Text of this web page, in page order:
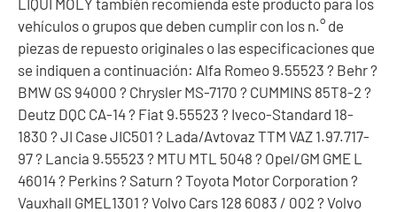
vehículos o grupos que deben cumplir con los n.° de
piezas de repuesto originales o las especificaciones que
se indiquen a continuación: Alfa Romeo 9.55523 ? Behr ?
BMW GS 94000 ? Chrysler MS-7170 ? CUMMINS 85T8-2 ?
Deutz DQC CA-14 ? Fiat 9.55523 ? Iveco-Standard 18-
1830 ? JI Case JIC501 ? Lada/Avtovaz TTM VAZ 1.97.717-
97 ? Lancia 9.55523 ? MTU MTL 5048 ? Opel/GM GME L
46014 ? Perkins ? Saturn ? Toyota Motor Corporation ?
Vauxhall GMEL1301 ? Volvo Cars 128 6083 / 002 ? Volvo